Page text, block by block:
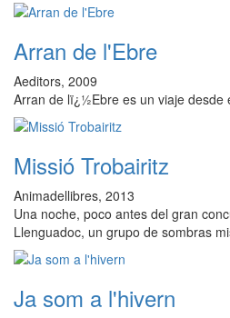
Arran de l'Ebre
Aeditors, 2009
Arran de lï¿½Ebre es un viaje desde
Missió Trobairitz
Animadellibres, 2013
Una noche, poco antes del gran
Llenguadoc, un grupo de sombras
Ja som a l'hivern